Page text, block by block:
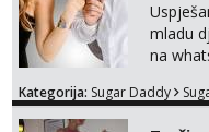
mladu
na
Kategorija: Sugar Daddy